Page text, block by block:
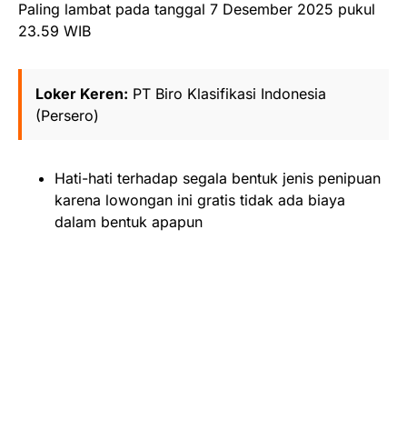
Paling lambat pada tanggal 7 Desember 2025 pukul
23.59 WIB
Loker Keren: PT Biro Klasifikasi Indonesia
(Persero)
Hati-hati terhadap segala bentuk jenis penipuan
karena lowongan ini gratis tidak ada biaya
dalam bentuk apapun